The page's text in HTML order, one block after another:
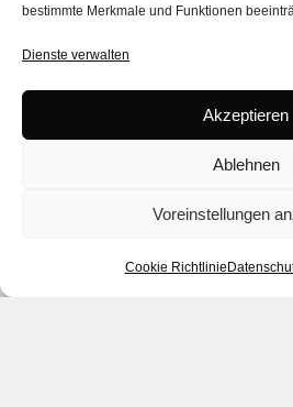
bestimmte Merkmale und Funktionen
Dienste verwalten
Akzeptieren
Ablehnen
Voreinstellungen
Cookie Richtlinie